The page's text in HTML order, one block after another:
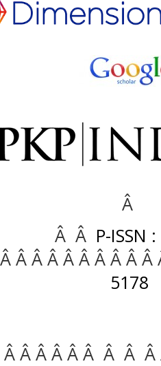
Â
Â Â P-ISSN
Â Â Â Â Â Â Â Â
5178
Â Â Â Â Â Â Â Â